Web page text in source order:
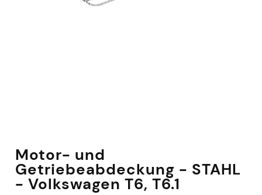
Motor- und
Getriebeabdeckung - STAHL
- Volkswagen T6, T6.1